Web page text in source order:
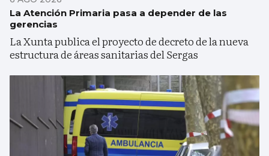
La Atención Primaria pasa a depender de las
gerencias
La Xunta publica el proyecto de decreto de la nueva
estructura de áreas sanitarias del Sergas